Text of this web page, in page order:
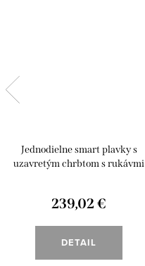
Jednodielne smart plavky s
uzavretým chrbtom s rukávmi
239,02 €
DETAIL